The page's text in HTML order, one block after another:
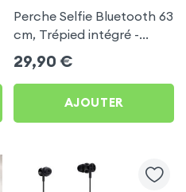
Perche Selfie Bluetooth 63
cm, Trépied intégré -
Acefast pour Gigaset
GS270 Plus
29,90 €
AJOUTER